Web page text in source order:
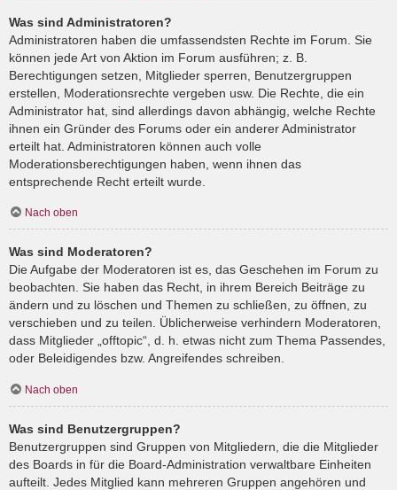
Was sind Administratoren?
Administratoren haben die umfassendsten Rechte im Forum. Sie
können jede Art von Aktion im Forum ausführen; z. B.
Berechtigungen setzen, Mitglieder sperren, Benutzergruppen
erstellen, Moderationsrechte vergeben usw. Die Rechte, die ein
Administrator hat, sind allerdings davon abhängig, welche Rechte
ihnen ein Gründer des Forums oder ein anderer Administrator
erteilt hat. Administratoren können auch volle
Moderationsberechtigungen haben, wenn ihnen das
entsprechende Recht erteilt wurde.
Nach oben
Was sind Moderatoren?
Die Aufgabe der Moderatoren ist es, das Geschehen im Forum zu
beobachten. Sie haben das Recht, in ihrem Bereich Beiträge zu
ändern und zu löschen und Themen zu schließen, zu öffnen, zu
verschieben und zu teilen. Üblicherweise verhindern Moderatoren,
dass Mitglieder „offtopic“, d. h. etwas nicht zum Thema Passendes,
oder Beleidigendes bzw. Angreifendes schreiben.
Nach oben
Was sind Benutzergruppen?
Benutzergruppen sind Gruppen von Mitgliedern, die die Mitglieder
des Boards in für die Board-Administration verwaltbare Einheiten
aufteilt. Jedes Mitglied kann mehreren Gruppen angehören und